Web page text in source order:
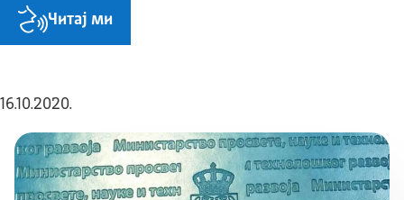
Читај ми
16.10.2020.